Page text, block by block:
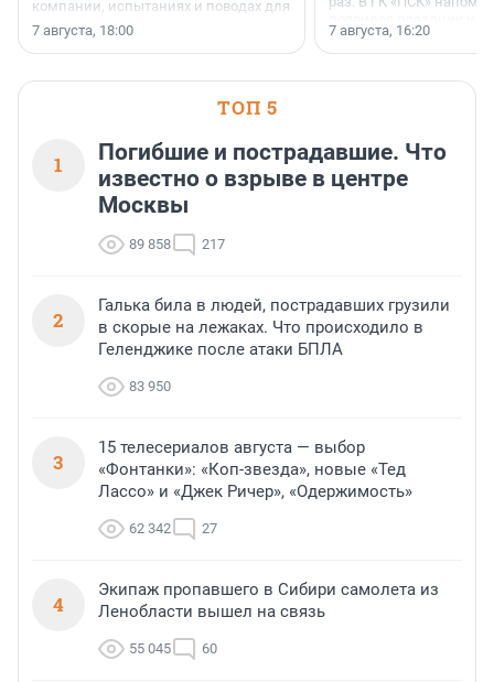
компании, испытаниях и поводах для
осторожного оптимизма.
7 августа, 18:00
поменялась роль
7 августа, 16:20
ТОП 5
1
Погибшие и пострадавшие. Что
известно о взрыве в центре
Москвы
89 858 217
2
Галька била в людей, пострадавших грузили
в скорые на лежаках. Что происходило в
Геленджике после атаки БПЛА
83 950
3
15 телесериалов августа — выбор
«Фонтанки»: «Коп-звезда», новые «Тед
Лассо» и «Джек Ричер», «Одержимость»
62 342 27
4
Экипаж пропавшего в Сибири самолета из
Ленобласти вышел на связь
55 045 60